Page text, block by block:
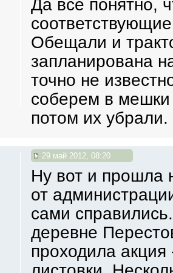
Да все понятно,
Обещали и
запланирована
точно не
соберем в мешки
потом их убрали.
29 май 2012, 08:20
Ну вот и прошла
от
сами
деревне
проходила